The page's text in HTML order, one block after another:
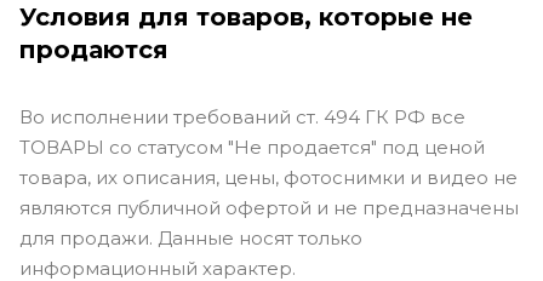
Условия для товаров, которые не
продаются
Во исполнении требований ст. 494 ГК РФ все
ТОВАРЫ со статусом "Не продается" под ценой
товара, их описания, цены, фотоснимки и видео не
являются публичной офертой и не предназначены
для продажи. Данные носят только
информационный характер.